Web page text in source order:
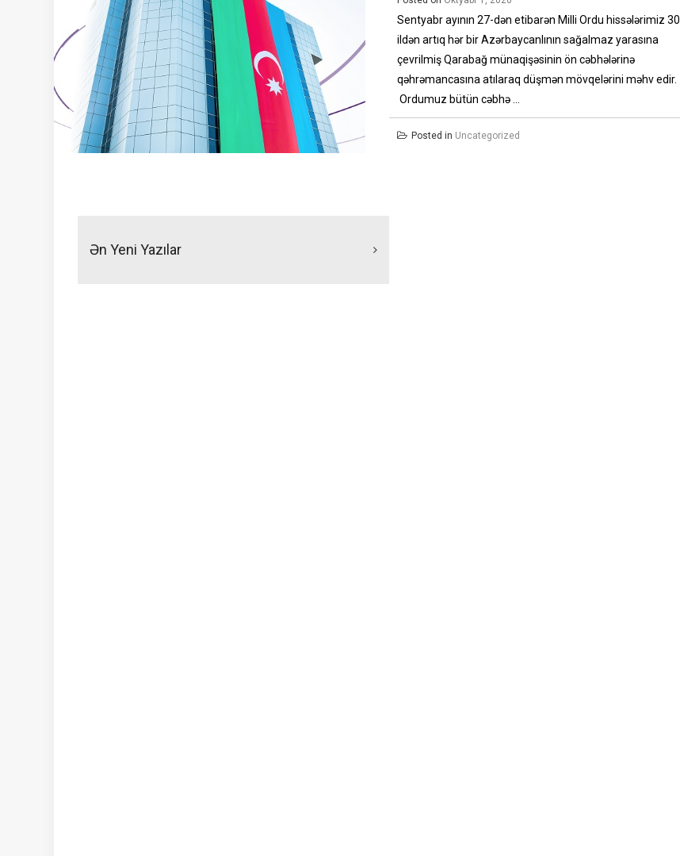
Sentyabr ayının 27-dən etibarən Milli Ordu hissələrimiz 30
ildən artıq hər bir Azərbaycanlının sağalmaz yarasına
çevrilmiş Qarabağ münaqişəsinin ön cəbhələrinə
qəhrəmancasına atılaraq düşmən mövqelərini məhv edir.
Ordumuz bütün cəbhə ...
Posted in Uncategorized
naviqasiyası
Ən Yeni Yazılar